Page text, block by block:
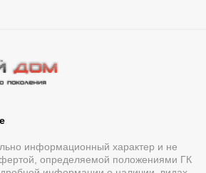
информационный характер и не
определяемой положениями ГК